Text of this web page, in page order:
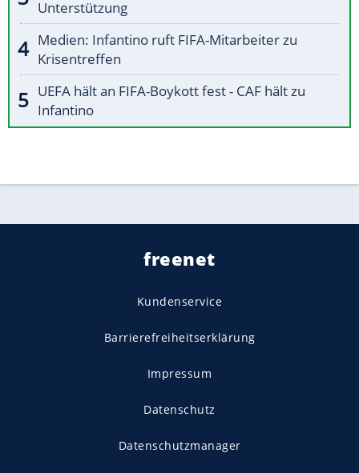
Unterstützung
Medien: Infantino ruft FIFA-Mitarbeiter zu
Krisentreffen
UEFA hält an FIFA-Boykott fest - CAF hält zu
Infantino
freenet
Kundenservice
Barrierefreiheitserklärung
Impressum
Datenschutz
Datenschutzmanager